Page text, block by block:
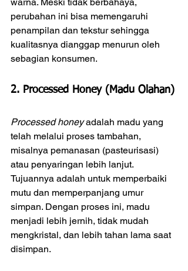
perubahan ini bisa memengaruhi
penampilan dan tekstur sehingga
kualitasnya dianggap menurun oleh
sebagian konsumen.
2. Processed Honey (Madu Olahan)
Processed honey adalah madu yang
telah melalui proses tambahan,
misalnya pemanasan (pasteurisasi)
atau penyaringan lebih lanjut.
Tujuannya adalah untuk memperbaiki
mutu dan memperpanjang umur
simpan. Dengan proses ini, madu
menjadi lebih jernih, tidak mudah
mengkristal, dan lebih tahan lama saat
disimpan.